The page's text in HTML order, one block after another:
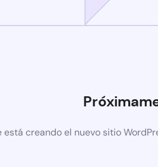
está creando el nuevo sitio